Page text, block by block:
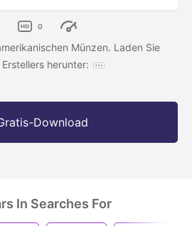
0
Münzen. Laden Sie
herunter:
Download
In Searches For